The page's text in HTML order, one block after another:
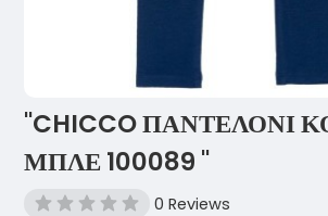
"CHICCO ΠΑΝΤΕΛΟΝΙ
ΜΠΛΕ 100089 "
0 Reviews